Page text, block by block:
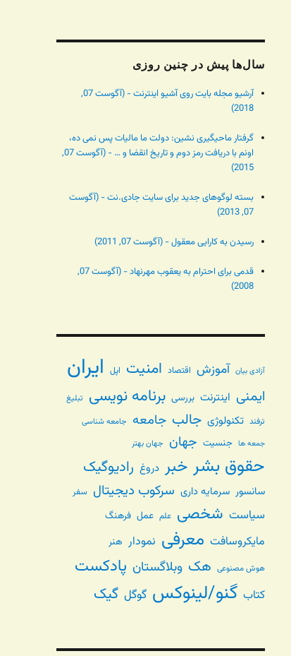
سال‌ها پیش در چنین روزی
آرشیو مجله بایت روی آشیو اینترنت - (آگوست 07,
2018)
گرفتار ماحیگیری نشین: دولت ما مالیات پس نمی ده،
اونم با دریافت رمز دوم و تاریخ انقضا و … - (آگوست 07,
2015)
بسته لوگوهای جدید برای سایت جادی.نت - (آگوست
07, 2013)
رسیدن به کارایی معقول - (آگوست 07, 2011)
قدمی برای احترام به یعقوب مهرنهاد - (آگوست 07,
2008)
آزادی بیان آموزش اقتصاد امنیت اپل ایران
ایمنی اینترنت بررسی برنامه نویسی تبلیغ
ترفند تکنولوژی جالب جامعه جامعه شناسی
جمعه ها جنسیت جهان جهان بهتر
حقوق بشر خبر دروغ رادیوگیک
سانسور سرمایه داری سرکوب دیجیتال سفر
سیاست شخصی علم عمل فرهنگ
مایکروسافت معرفی نمودار هنر
هوش مصنوعی هک وبلاگستان پادکست
کتاب گنو/لینوکس گوگل گیک